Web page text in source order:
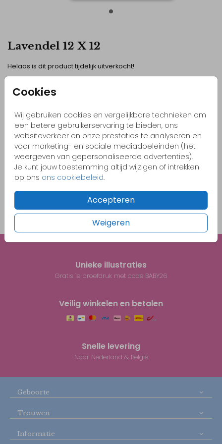
Cookies
Wij gebruiken cookies en vergelijkbare technieken om
een betere gebruikerservaring te bieden, ons
websiteverkeer en onze prestaties te analyseren en
voor marketing- en sociale mediadoeleinden (het
weergeven van gepersonaliseerde advertenties).
Je kunt jouw toestemming altijd wijzigen of intrekken
op ons ons cookiebeleid.
Accepteren
Weigeren
Lavendel 12 X 12
Helaas is dit product tijdelijk uitverkocht!
Kleurrijke & vrolijke ontwerpen
Originele kaartjes
Pas zelf het kaartje aan naar jouw wensen
Bestel gemakkelijk een proefdruk vanaf €1,-
lavendel 12 x 12
Prijs:
Unieke illustraties
Gratis 1e proefdruk met code BABY26
Veilig winkelen en betalen
Snelle levering
Naar Nederland & België
Geboorte
Trouwen
Informatie